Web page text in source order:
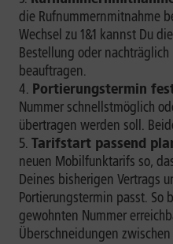
die Rufnummernmitnahme
Wechsel zu 1&1 kannst Du
Bestellung oder nachträglich
beauftragen.
Portierungstermin
Nummer schnellstmöglich
übertragen werden soll.
Tarifstart passend
neuen Mobilfunktarifs so,
Deines bisherigen Vertrags
Portierungstermin passt. So
gewohnten Nummer
Überschneidungen